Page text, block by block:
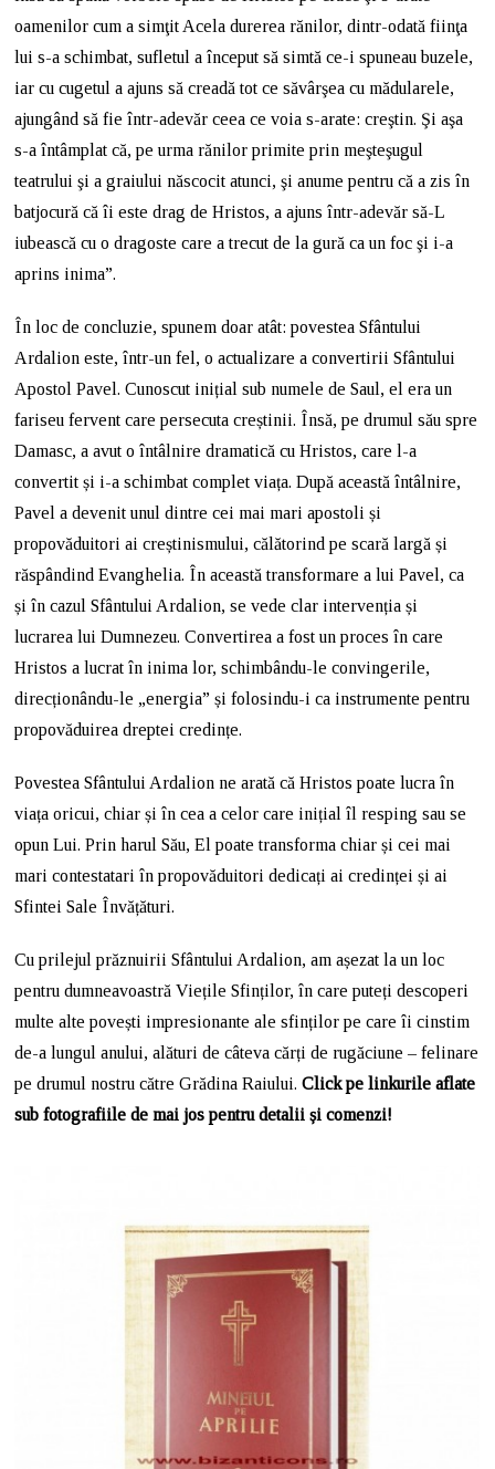
oamenilor cum a simţit Acela durerea rănilor, dintr-odată fiinţa
lui s-a schimbat, sufletul a început să simtă ce-i spuneau buzele,
iar cu cugetul a ajuns să creadă tot ce săvârşea cu mădularele,
ajungând să fie într-adevăr ceea ce voia s-arate: creştin. Şi aşa
s-a întâmplat că, pe urma rănilor primite prin meşteşugul
teatrului şi a graiului născocit atunci, şi anume pentru că a zis în
batjocură că îi este drag de Hristos, a ajuns într-adevăr să-L
iubească cu o dragoste care a trecut de la gură ca un foc şi i-a
aprins inima”.
În loc de concluzie, spunem doar atât: povestea Sfântului
Ardalion este, într-un fel, o actualizare a convertirii Sfântului
Apostol Pavel. Cunoscut inițial sub numele de Saul, el era un
fariseu fervent care persecuta creștinii. Însă, pe drumul său spre
Damasc, a avut o întâlnire dramatică cu Hristos, care l-a
convertit și i-a schimbat complet viața. După această întâlnire,
Pavel a devenit unul dintre cei mai mari apostoli și
propovăduitori ai creștinismului, călătorind pe scară largă și
răspândind Evanghelia. În această transformare a lui Pavel, ca
și în cazul Sfântului Ardalion, se vede clar intervenția și
lucrarea lui Dumnezeu. Convertirea a fost un proces în care
Hristos a lucrat în inima lor, schimbându-le convingerile,
direcționându-le „energia” și folosindu-i ca instrumente pentru
propovăduirea dreptei credințe.
Povestea Sfântului Ardalion ne arată că Hristos poate lucra în
viața oricui, chiar și în cea a celor care inițial îl resping sau se
opun Lui. Prin harul Său, El poate transforma chiar și cei mai
mari contestatari în propovăduitori dedicați ai credinței și ai
Sfintei Sale Învățături.
Cu prilejul prăznuirii Sfântului Ardalion, am așezat la un loc
pentru dumneavoastră Viețile Sfinților, în care puteți descoperi
multe alte povești impresionante ale sfinților pe care îi cinstim
de-a lungul anului, alături de câteva cărți de rugăciune – felinare
pe drumul nostru către Grădina Raiului.Click pe linkurile aflate
sub fotografiile de mai jos pentru detalii și comenzi!